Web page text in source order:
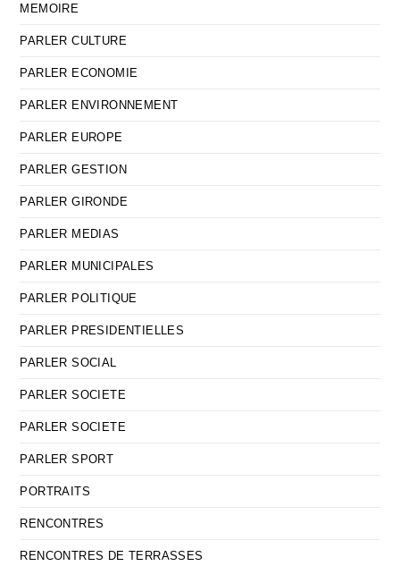
MEMOIRE
PARLER CULTURE
PARLER ECONOMIE
PARLER ENVIRONNEMENT
PARLER EUROPE
PARLER GESTION
PARLER GIRONDE
PARLER MEDIAS
PARLER MUNICIPALES
PARLER POLITIQUE
PARLER PRESIDENTIELLES
PARLER SOCIAL
PARLER SOCIETE
PARLER SOCIETE
PARLER SPORT
PORTRAITS
RENCONTRES
RENCONTRES DE TERRASSES